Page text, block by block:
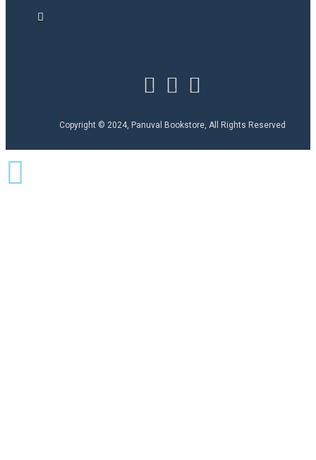
Copyright © 2024, Panuval Bookstore, All Rights Reserved